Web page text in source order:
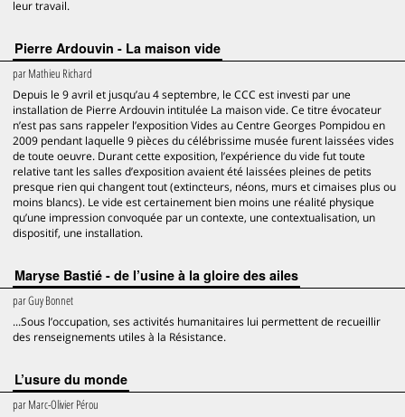
leur travail.
Pierre Ardouvin - La maison vide
parMathieu Richard
Depuis le 9 avril et jusqu’au 4 septembre, le CCC est investi par une
installation de Pierre Ardouvin intitulée La maison vide. Ce titre évocateur
n’est pas sans rappeler l’exposition Vides au Centre Georges Pompidou en
2009 pendant laquelle 9 pièces du célébrissime musée furent laissées vides
de toute oeuvre. Durant cette exposition, l’expérience du vide fut toute
relative tant les salles d’exposition avaient été laissées pleines de petits
presque rien qui changent tout (extincteurs, néons, murs et cimaises plus ou
moins blancs). Le vide est certainement bien moins une réalité physique
qu’une impression convoquée par un contexte, une contextualisation, un
dispositif, une installation.
Maryse Bastié - de l’usine à la gloire des ailes
parGuy Bonnet
...Sous l’occupation, ses activités humanitaires lui permettent de recueillir
des renseignements utiles à la Résistance.
L’usure du monde
parMarc-Olivier Pérou